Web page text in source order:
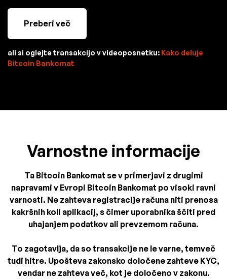
Preberi več
ali si oglejte transakcijo v videoposnetku: Kako deluje
Bitcoin Bankomat
Varnostne informacije
Ta Bitcoin Bankomat se v primerjavi z drugimi
napravami v Evropi Bitcoin Bankomat po visoki ravni
varnosti. Ne zahteva registracije računa niti prenosa
kakršnih koli aplikacij, s čimer uporabnika ščiti pred
uhajanjem podatkov ali prevzemom računa.
To zagotavlja, da so transakcije ne le varne, temveč
tudi hitre. Upošteva zakonsko določene zahteve KYC,
vendar ne zahteva več, kot je določeno v zakonu.